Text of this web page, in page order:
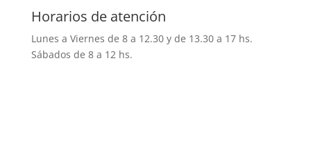
Horarios de atención
Lunes a Viernes de 8 a 12.30 y de 13.30 a 17 hs.
Sábados de 8 a 12 hs.